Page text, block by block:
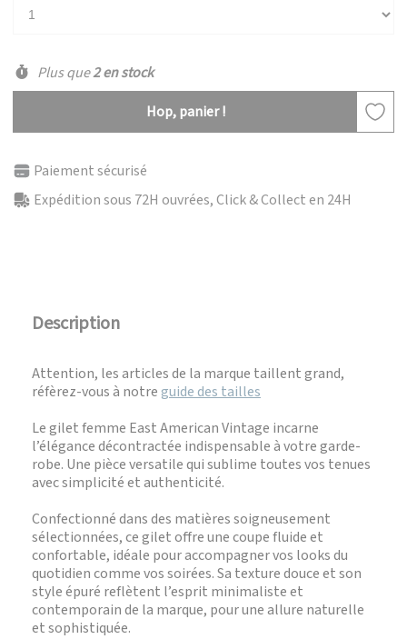
Plus que2 en stock
Hop, panier !
Paiement sécurisé
Expédition sous 72H ouvrées, Click & Collect en 24H
Description
Attention, les articles de la marque taillent grand,
réfèrez-vous à notreguide des tailles
Le gilet femme East American Vintage incarne
l’élégance décontractée indispensable à votre garde-
robe. Une pièce versatile qui sublime toutes vos tenues
avec simplicité et authenticité.
Confectionné dans des matières soigneusement
sélectionnées, ce gilet offre une coupe fluide et
confortable, idéale pour accompagner vos looks du
quotidien comme vos soirées. Sa texture douce et son
style épuré reflètent l’esprit minimaliste et
contemporain de la marque, pour une allure naturelle
et sophistiquée.